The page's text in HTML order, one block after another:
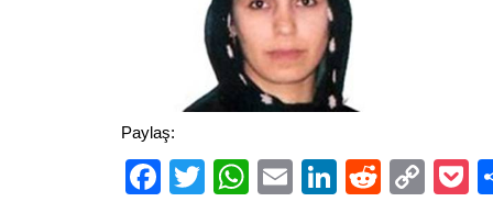
Paylaş:
Facebook
TwitterWhatsApp
EmailLinkedIn
Reddit